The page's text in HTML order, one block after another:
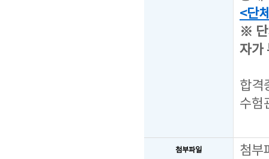
<단
※ 단
자가
합격
수험
첨부파일 첨부